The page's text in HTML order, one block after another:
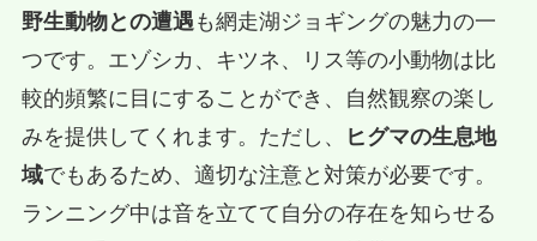
野生動物との遭遇も網走湖ジョギングの魅力の一
つです。エゾシカ、キツネ、リス等の小動物は比
較的頻繁に目にすることができ、自然観察の楽し
みを提供してくれます。ただし、
ヒグマの生息地
域でもあるため、適切な注意と対策が必要です。
ランニング中は音を立てて自分の存在を知らせる